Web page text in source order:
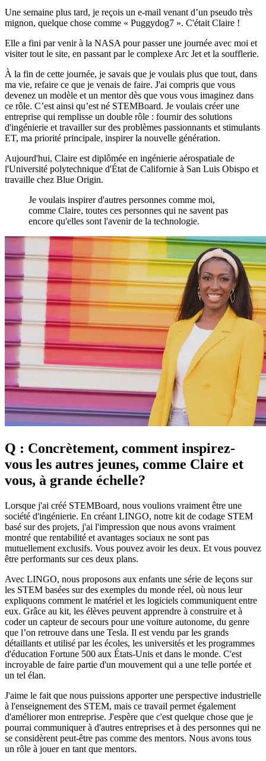
Une semaine plus tard, je reçois un e-mail venant d’un pseudo très
mignon, quelque chose comme « Puggydog7 ». C'était Claire !
Elle a fini par venir à la NASA pour passer une journée avec moi et
visiter tout le site, en passant par le complexe Arc Jet et la soufflerie.
À la fin de cette journée, je savais que je voulais plus que tout, dans
ma vie, refaire ce que je venais de faire. J'ai compris que vous
devenez un modèle et un mentor dès que vous vous imaginez dans
ce rôle. C’est ainsi qu’est né STEMBoard. Je voulais créer une
entreprise qui remplisse un double rôle : fournir des solutions
d'ingénierie et travailler sur des problèmes passionnants et stimulants
ET, ma priorité principale, inspirer la nouvelle génération.
Aujourd'hui, Claire est diplômée en ingénierie aérospatiale de
l'Université polytechnique d'État de Californie à San Luis Obispo et
travaille chez Blue Origin.
Je voulais inspirer d'autres personnes comme moi,
comme Claire, toutes ces personnes qui ne savent pas
encore qu'elles sont l'avenir de la technologie.
Q : Concrètement, comment inspirez-
vous les autres jeunes, comme Claire et
vous, à grande échelle?
Lorsque j'ai créé STEMBoard, nous voulions vraiment être une
société d'ingénierie. En créant LINGO, notre kit de codage STEM
basé sur des projets, j'ai l'impression que nous avons vraiment
montré que rentabilité et avantages sociaux ne sont pas
mutuellement exclusifs. Vous pouvez avoir les deux. Et vous pouvez
être performants sur ces deux plans.
Avec LINGO, nous proposons aux enfants une série de leçons sur
les STEM basées sur des exemples du monde réel, où nous leur
expliquons comment le matériel et les logiciels communiquent entre
eux. Grâce au kit, les élèves peuvent apprendre à construire et à
coder un capteur de secours pour une voiture autonome, du genre
que l’on retrouve dans une Tesla. Il est vendu par les grands
détaillants et utilisé par les écoles, les universités et les programmes
d'éducation Fortune 500 aux États-Unis et dans le monde. C'est
incroyable de faire partie d'un mouvement qui a une telle portée et
un tel élan.
J'aime le fait que nous puissions apporter une perspective industrielle
à l'enseignement des STEM, mais ce travail permet également
d'améliorer mon entreprise. J'espère que c'est quelque chose que je
pourrai communiquer à d'autres entreprises et à des personnes qui ne
se considèrent peut-être pas comme des mentors. Nous avons tous
un rôle à jouer en tant que mentors.